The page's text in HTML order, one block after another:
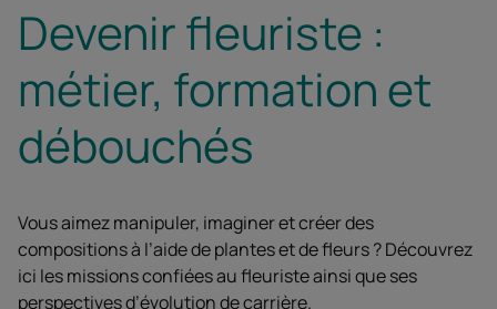
Devenir fleuriste :
métier, formation et
débouchés
Vous aimez manipuler, imaginer et créer des
compositions à l’aide de plantes et de fleurs ? Découvrez
ici les missions confiées au fleuriste ainsi que ses
perspectives d’évolution de carrière.